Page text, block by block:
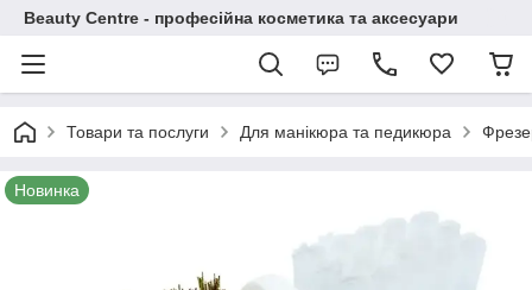
Beauty Centre - професійна косметика та аксесуари
Товари та послуги Для манікюра та педикюра
Новинка